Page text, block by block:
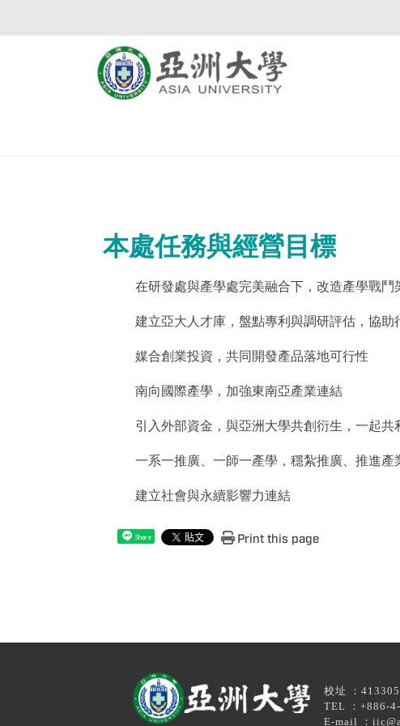
本處任務與經營目標
在研發處與產學處完美融合下， 改造產學戰鬥
建立亞大人才庫，盤點專利與調研評估，協助
媒合創業投資，共同開發產品落地可行性
南向國際產學，加強東南亞產業連結
引入外部資金，與亞洲大學共創衍生，一起共
一系一推廣、一師一產學，穩紮推廣、推進產
建立社會與永續影響力連結
Share Print this page
校址 ：
TEL ：+886-4-
E-mail ：